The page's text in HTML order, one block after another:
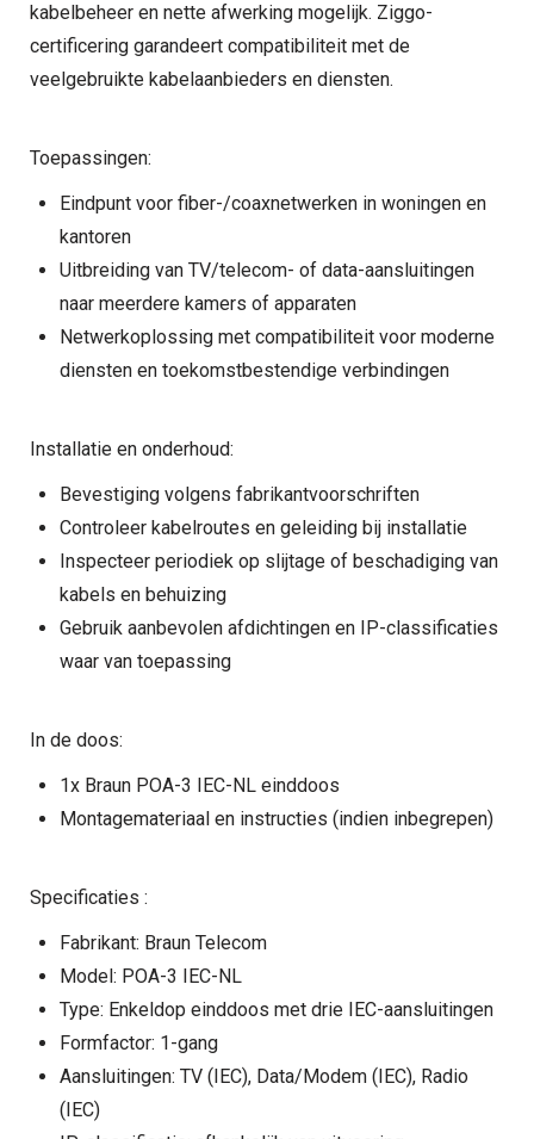
kabelbeheer en nette afwerking mogelijk. Ziggo-
certificering garandeert compatibiliteit met de
veelgebruikte kabelaanbieders en diensten.
Toepassingen:
Eindpunt voor fiber-/coaxnetwerken in woningen en
kantoren
Uitbreiding van TV/telecom- of data-aansluitingen
naar meerdere kamers of apparaten
Netwerkoplossing met compatibiliteit voor moderne
diensten en toekomstbestendige verbindingen
Installatie en onderhoud:
Bevestiging volgens fabrikantvoorschriften
Controleer kabelroutes en geleiding bij installatie
Inspecteer periodiek op slijtage of beschadiging van
kabels en behuizing
Gebruik aanbevolen afdichtingen en IP-classificaties
waar van toepassing
In de doos:
1x Braun POA-3 IEC-NL einddoos
Montagemateriaal en instructies (indien inbegrepen)
Specificaties :
Fabrikant: Braun Telecom
Model: POA-3 IEC-NL
Type: Enkeldop einddoos met drie IEC-aansluitingen
Formfactor: 1-gang
Aansluitingen: TV (IEC), Data/Modem (IEC), Radio
(IEC)